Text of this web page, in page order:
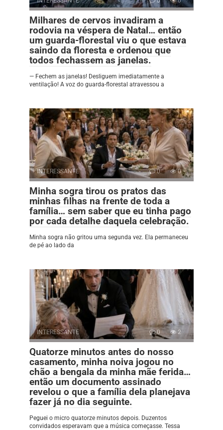
Milhares de cervos invadiram a
rodovia na véspera de Natal… então
um guarda-florestal viu o que estava
saindo da floresta e ordenou que
todos fechassem as janelas.
— Fechem as janelas! Desliguem imediatamente a
ventilação! A voz do guarda-florestal atravessou a
INTERESSANTE 0 0
Minha sogra tirou os pratos das
minhas filhas na frente de toda a
família… sem saber que eu tinha pago
por cada detalhe daquela celebração.
Minha sogra não gritou uma segunda vez. Ela permaneceu
de pé ao lado da
INTERESSANTE 0 2
Quatorze minutos antes do nosso
casamento, minha noiva jogou no
chão a bengala da minha mãe ferida…
então um documento assinado
revelou o que a família dela planejava
fazer já no dia seguinte.
Peguei o micro quatorze minutos depois. Duzentos
convidados esperavam que a música começasse. Tessa